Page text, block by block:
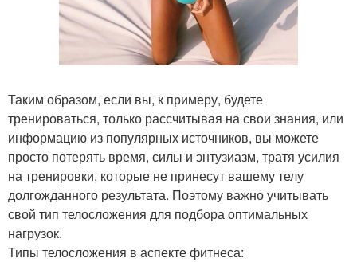
Таким образом, если вы, к примеру, будете
тренироваться, только рассчитывая на свои знания, или
информацию из популярных источников, вы можете
просто потерять время, силы и энтузиазм, тратя усилия
на тренировки, которые не принесут вашему телу
долгожданного результата. Поэтому важно учитывать
свой тип телосложения для подбора оптимальных
нагрузок.
Типы телосложения в аспекте фитнеса: